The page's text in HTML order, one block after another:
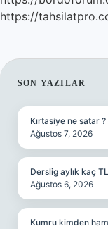
https://
SON YAZILAR
Kırtasiye ne satar ?
Ağustos 7, 2026
Derslig aylık kaç
Ağustos 6, 2026
Kumru kimden